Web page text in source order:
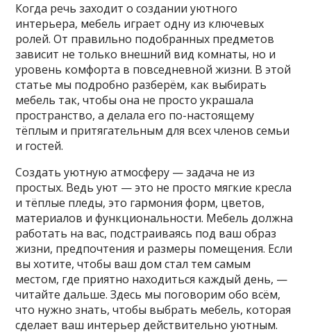
Когда речь заходит о создании уютного
интерьера, мебель играет одну из ключевых
ролей. От правильно подобранных предметов
зависит не только внешний вид комнаты, но и
уровень комфорта в повседневной жизни. В этой
статье мы подробно разберём, как выбирать
мебель так, чтобы она не просто украшала
пространство, а делала его по-настоящему
тёплым и притягательным для всех членов семьи
и гостей.
Создать уютную атмосферу — задача не из
простых. Ведь уют — это не просто мягкие кресла
и тёплые пледы, это гармония форм, цветов,
материалов и функциональности. Мебель должна
работать на вас, подстраиваясь под ваш образ
жизни, предпочтения и размеры помещения. Если
вы хотите, чтобы ваш дом стал тем самым
местом, где приятно находиться каждый день, —
читайте дальше. Здесь мы поговорим обо всём,
что нужно знать, чтобы выбрать мебель, которая
сделает ваш интерьер действительно уютным.